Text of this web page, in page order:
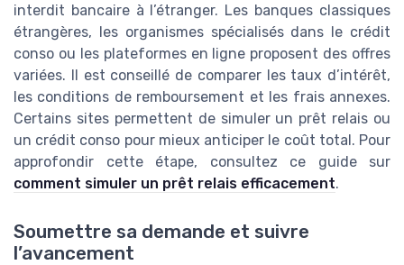
interdit bancaire à l’étranger. Les banques classiques
étrangères, les organismes spécialisés dans le crédit
conso ou les plateformes en ligne proposent des offres
variées. Il est conseillé de comparer les taux d’intérêt,
les conditions de remboursement et les frais annexes.
Certains sites permettent de simuler un prêt relais ou
un crédit conso pour mieux anticiper le coût total. Pour
approfondir cette étape, consultez ce guide sur
comment simuler un prêt relais efficacement.
Soumettre sa demande et suivre
l’avancement